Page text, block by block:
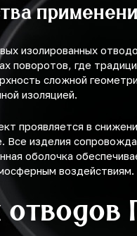
изолированных
поворотов, где
сложной
изоляцией.
проявляется в
Все изделия
оболочка
воздействиям.